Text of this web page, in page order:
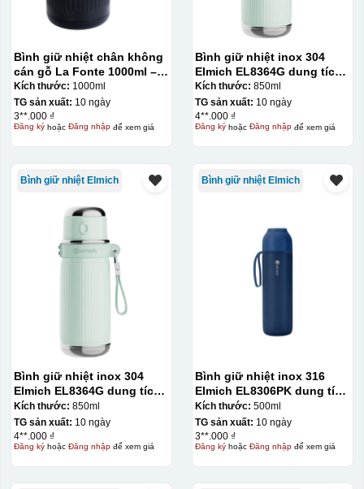
Hộp xi ly sứ
Bình giữ nhiệt chân không
cán gỗ La Fonte 1000ml –
011679
Kích thước: 1000ml
TG sản xuất: 10 ngày
3**.000 ₫
Đăng kýhoặc Đăng nhậpđể xem giá
Bình giữ nhiệt inox 304
Elmich EL8364G dung tích
850ml
Kích thước: 850ml
TG sản xuất: 10 ngày
4**.000 ₫
Đăng kýhoặc Đăng nhậpđể xem giá
Bình giữ nhiệt Elmich
Bình giữ nhiệt inox 304
Elmich EL8364G dung tích
850ml
Kích thước: 850ml
TG sản xuất: 10 ngày
4**.000 ₫
Đăng kýhoặc Đăng nhậpđể xem giá
Bình giữ nhiệt Elmich
Bình giữ nhiệt inox 316
Elmich EL8306PK dung tích
500ml
Kích thước: 500ml
TG sản xuất: 10 ngày
3**.000 ₫
Đăng kýhoặc Đăng nhậpđể xem giá